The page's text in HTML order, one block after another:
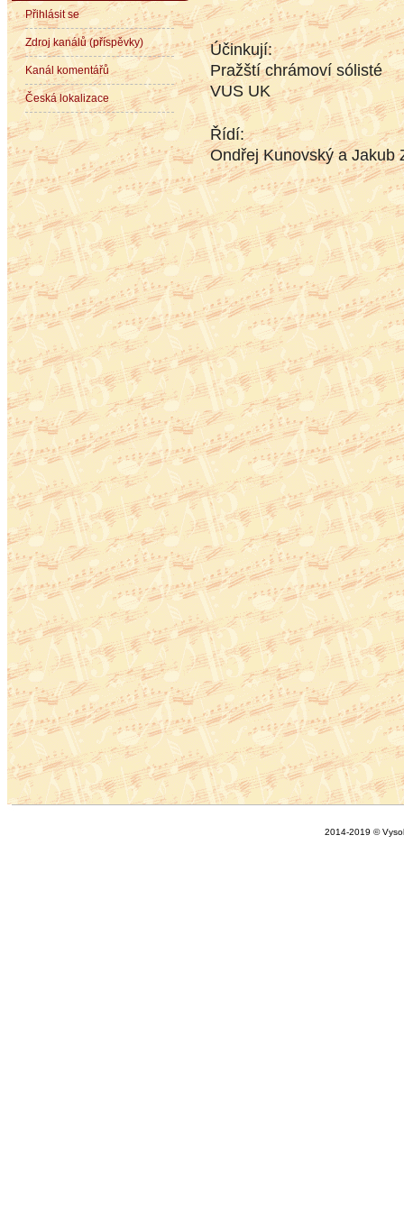
Přihlásit se
Zdroj kanálů (příspěvky)
Kanál komentářů
Česká lokalizace
Účinkují:
Pražští chrámoví sólisté
VUS UK
Řídí:
Ondřej Kunovský a Jakub
2014-2019 ©